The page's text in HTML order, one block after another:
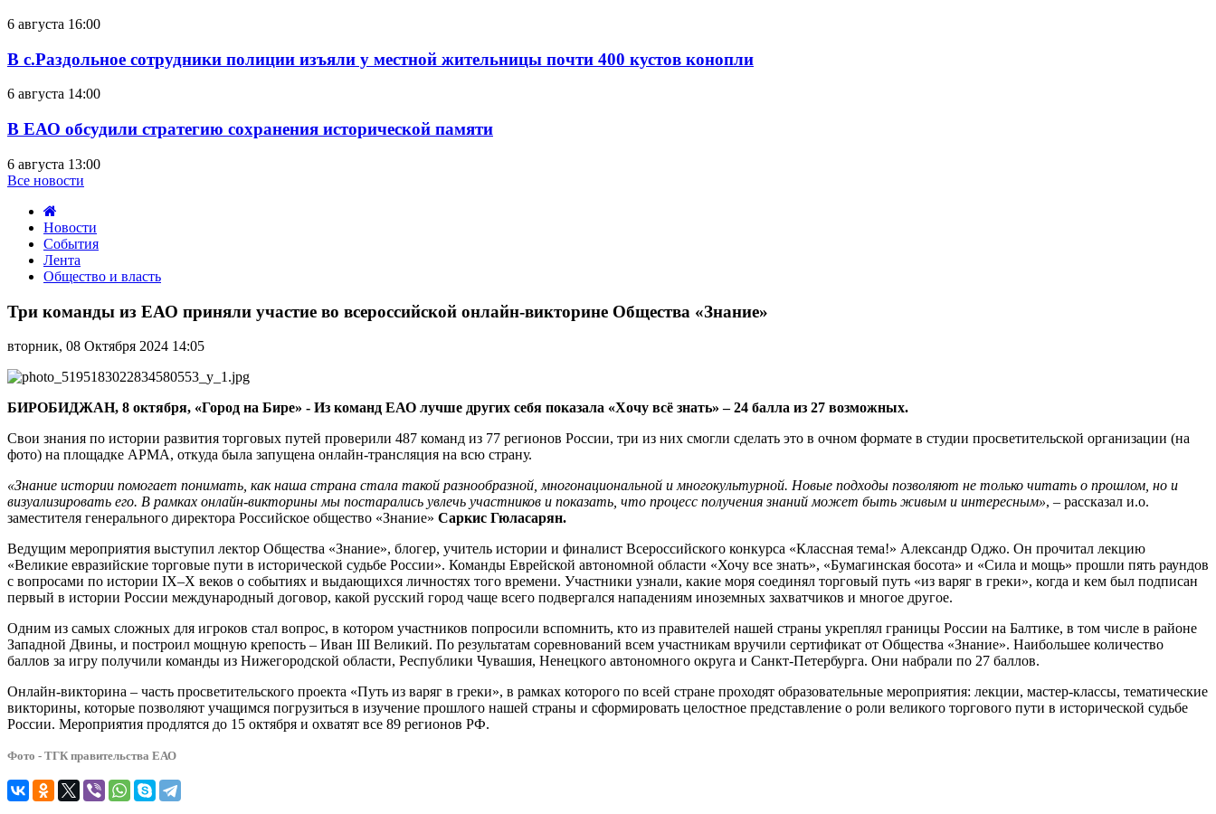
6 августа 16:00
В с.Раздольное сотрудники полиции изъяли у местной жительницы почти 400 кустов конопли
6 августа 14:00
В ЕАО обсудили стратегию сохранения исторической памяти
6 августа 13:00
Все новости
Новости
События
Лента
Общество и власть
команды
ЕАО
приняли
участие
всероссийской
викторине
Общества
Три команды из ЕАО приняли участие во всероссийской онлайн-викторине Общества «Знание»
вторник, 08 Октября 2024 14:05
БИРОБИДЖАН, 8 октября, «Город на Бире» - Из команд ЕАО лучше других себя показала «Хочу всё знать» – 24 балла из 27 возможных.
Свои знания по истории развития торговых путей проверили 487 команд из 77 регионов России, три из них смогли сделать это в очном формате в студии просветительской организации (на
фото) на площадке АРМА, откуда была запущена онлайн-трансляция на всю страну.
«Знание истории помогает понимать, как наша страна стала такой разнообразной, многонациональной и многокультурной. Новые подходы позволяют не только читать о прошлом, но и
визуализировать его. В рамках онлайн-викторины мы постарались увлечь участников и показать, что процесс получения знаний может быть живым и интересным», – рассказал и.о.
заместителя генерального директора Российское общество «Знание» Саркис Гюласарян.
Ведущим мероприятия выступил лектор Общества «Знание», блогер, учитель истории и финалист Всероссийского конкурса «Классная тема!» Александр Оджо. Он прочитал лекцию
«Великие евразийские торговые пути в исторической судьбе России». Команды Еврейской автономной области «Хочу все знать», «Бумагинская босота» и «Сила и мощь» прошли пять раундов
с вопросами по истории IX–X веков о событиях и выдающихся личностях того времени. Участники узнали, какие моря соединял торговый путь «из варяг в греки», когда и кем был подписан
первый в истории России международный договор, какой русский город чаще всего подвергался нападениям иноземных захватчиков и многое другое.
Одним из самых сложных для игроков стал вопрос, в котором участников попросили вспомнить, кто из правителей нашей страны укреплял границы России на Балтике, в том числе в районе
Западной Двины, и построил мощную крепость – Иван III Великий. По результатам соревнований всем участникам вручили сертификат от Общества «Знание». Наибольшее количество
баллов за игру получили команды из Нижегородской области, Республики Чувашия, Ненецкого автономного округа и Санкт-Петербурга. Они набрали по 27 баллов.
Онлайн-викторина – часть просветительского проекта «Путь из варяг в греки», в рамках которого по всей стране проходят образовательные мероприятия: лекции, мастер-классы, тематические
викторины, которые позволяют учащимся погрузиться в изучение прошлого нашей страны и сформировать целостное представление о роли великого торгового пути в исторической судьбе
России. Мероприятия продлятся до 15 октября и охватят все 89 регионов РФ.
Фото - ТГК правительства ЕАО